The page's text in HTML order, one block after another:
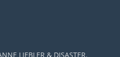
LIEBLER & DISASTER.